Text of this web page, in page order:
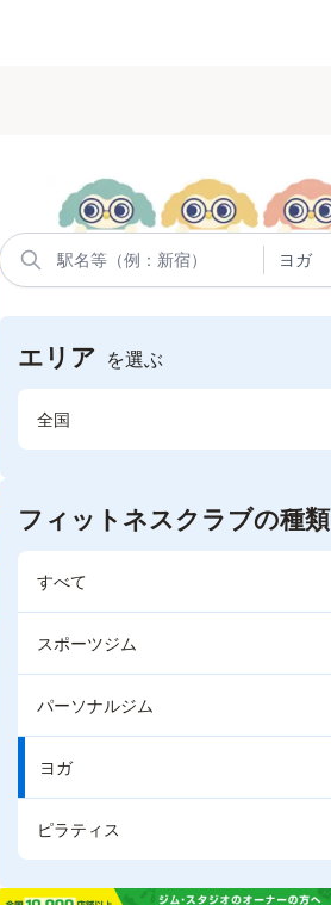
エリア を選ぶ
全国
フィットネスクラブの種類
すべて
スポーツジム
パーソナルジム
ヨガ
ピラティス